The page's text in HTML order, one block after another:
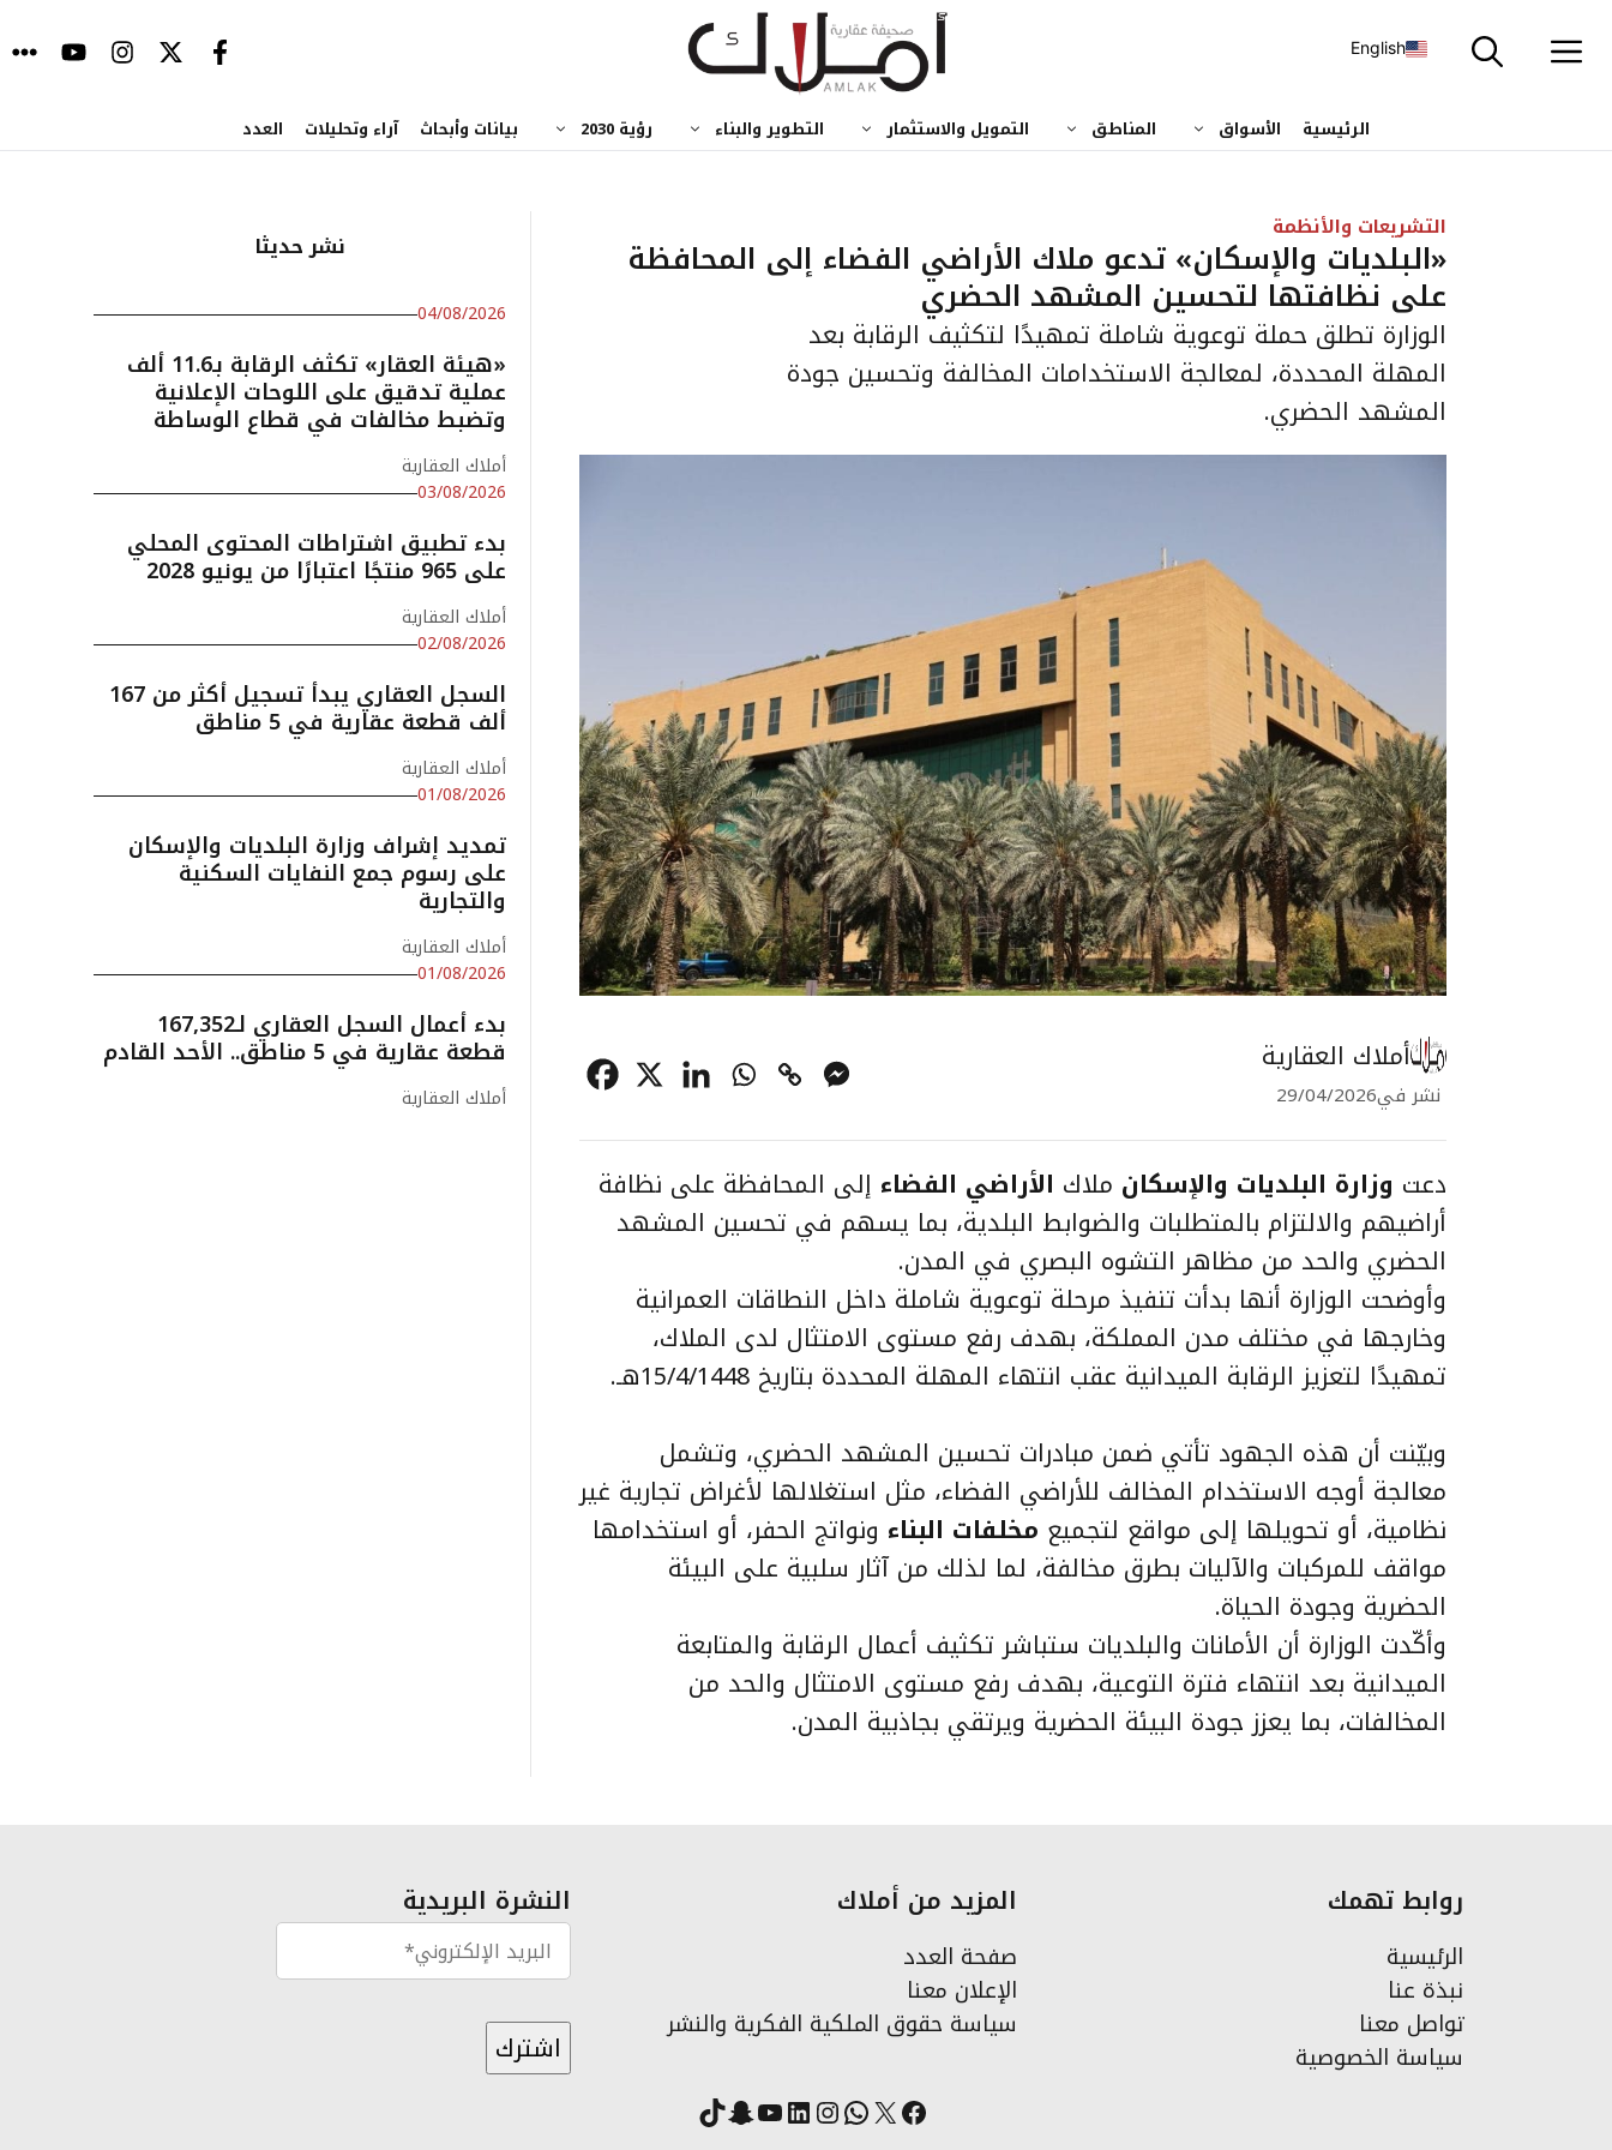
إلى
English
الرئيسية الأسواق المناطق التمويل والاستثمار التطوير والبناء رؤية 2030 بيانات وأبحاث آراء وتحليلات العدد
التشريعات والأنظمة
«البلديات والإسكان» تدعو ملاك الأراضي الفضاء إلى المحافظة
على نظافتها لتحسين المشهد الحضري
الوزارة تطلق حملة توعوية شاملة تمهيدًا لتكثيف الرقابة بعد
المهلة المحددة، لمعالجة الاستخدامات المخالفة وتحسين جودة
المشهد الحضري.
أملاك العقارية
نشر في29/04/2026
دعت وزارة البلديات والإسكان ملاك الأراضي الفضاء إلى المحافظة على نظافة
أراضيهم والالتزام بالمتطلبات والضوابط البلدية، بما يسهم في تحسين المشهد
الحضري والحد من مظاهر التشوه البصري في المدن.
وأوضحت الوزارة أنها بدأت تنفيذ مرحلة توعوية شاملة داخل النطاقات العمرانية
وخارجها في مختلف مدن المملكة، بهدف رفع مستوى الامتثال لدى الملاك،
تمهيدًا لتعزيز الرقابة الميدانية عقب انتهاء المهلة المحددة بتاريخ 15/4/1448هـ.
وبيّنت أن هذه الجهود تأتي ضمن مبادرات تحسين المشهد الحضري، وتشمل
معالجة أوجه الاستخدام المخالف للأراضي الفضاء، مثل استغلالها لأغراض تجارية غير
نظامية، أو تحويلها إلى مواقع لتجميع مخلفات البناء ونواتج الحفر، أو استخدامها
مواقف للمركبات والآليات بطرق مخالفة، لما لذلك من آثار سلبية على البيئة
الحضرية وجودة الحياة.
وأكّدت الوزارة أن الأمانات والبلديات ستباشر تكثيف أعمال الرقابة والمتابعة
الميدانية بعد انتهاء فترة التوعية، بهدف رفع مستوى الامتثال والحد من
المخالفات، بما يعزز جودة البيئة الحضرية ويرتقي بجاذبية المدن.
نشر حديثا
04/08/2026
«هيئة العقار» تكثف الرقابة بـ11.6 ألف
عملية تدقيق على اللوحات الإعلانية
وتضبط مخالفات في قطاع الوساطة
أملاك العقارية
03/08/2026
بدء تطبيق اشتراطات المحتوى المحلي
على 965 منتجًا اعتبارًا من يونيو 2028
أملاك العقارية
02/08/2026
السجل العقاري يبدأ تسجيل أكثر من 167
ألف قطعة عقارية في 5 مناطق
أملاك العقارية
01/08/2026
تمديد إشراف وزارة البلديات والإسكان
على رسوم جمع النفايات السكنية
والتجارية
أملاك العقارية
01/08/2026
بدء أعمال السجل العقاري لـ167,352
قطعة عقارية في 5 مناطق.. الأحد القادم
أملاك العقارية
روابط تهمك
الرئيسية
نبذة عنا
تواصل معنا
سياسة الخصوصية
المزيد من أملاك
صفحة العدد
الإعلان معنا
سياسة حقوق الملكية الفكرية والنشر
النشرة البريدية
فيسبوك
X واتساب
انستقرام
لينكد إنيوتيوب
سناب شات
تيك توك